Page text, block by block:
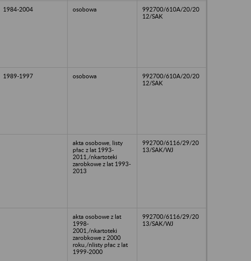
1984-2004 osobowa
992700/610A/20/20
12/SAK
1989-1997 osobowa
992700/610A/20/20
12/SAK
akta osobowe, listy
płac z lat 1993-
2011,/nkartoteki
zarobkowe z lat 1993-
2013
992700/6116/29/20
13/SAK/WJ
akta osobowe z lat
1998-
2001,/nkartoteki
zarobkowe z 2000
roku,/nlisty płac z lat
1999-2000
992700/6116/29/20
13/SAK/WJ